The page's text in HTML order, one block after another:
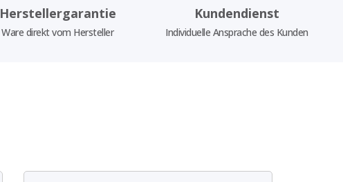
Herstellergarantie
Ware direkt vom Hersteller
Kundendienst
Individuelle Ansprache des Kunden